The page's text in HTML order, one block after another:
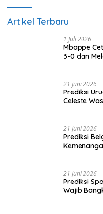
Artikel Terbaru
1 Juli 2026
Mbappe
3-0 dan
21 Juni 2026
Prediksi
Celeste
21 Juni 2026
Prediksi
21 Juni 2026
Prediksi
Wajib